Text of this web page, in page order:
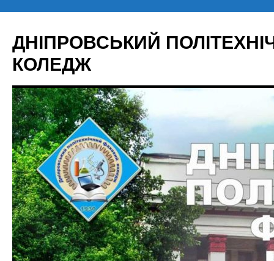
вмісту
ДНІПРОВСЬКИЙ
КОЛЕДЖ